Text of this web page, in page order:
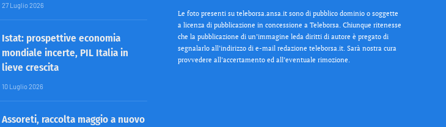
27 Luglio 2026
Istat: prospettive economia
mondiale incerte, PIL Italia in
lieve crescita
10 Luglio 2026
Assoreti, raccolta maggio a nuovo
Le foto presenti su teleborsa.ansa.it sono di pubblico dominio o soggette
a licenza di pubblicazione in concessione a Teleborsa. Chiunque ritenesse
che la pubblicazione di un’immagine leda diritti di autore è pregato di
segnalarlo all’indirizzo di e-mail redazione teleborsa.it. Sarà nostra cura
provvedere all’accertamento ed all’eventuale rimozione.